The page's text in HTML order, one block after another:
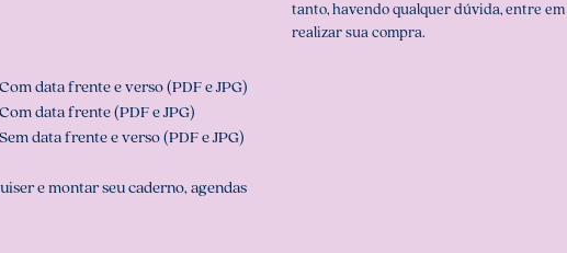
data frente e verso (PDF e JPG)
data frente (PDF e JPG)
data frente e verso (PDF e JPG)
e montar seu caderno, agendas
tanto, havendo qualquer dúvida, entre
realizar sua compra.